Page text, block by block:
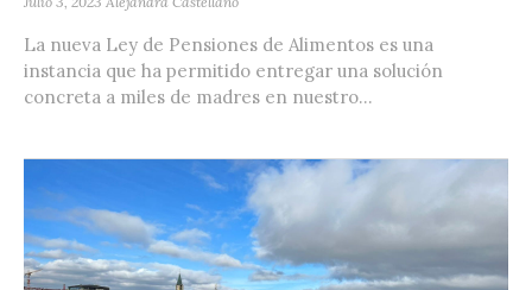
La nueva Ley de Pensiones de Alimentos es una
instancia que ha permitido entregar una solución
concreta a miles de madres en nuestro...